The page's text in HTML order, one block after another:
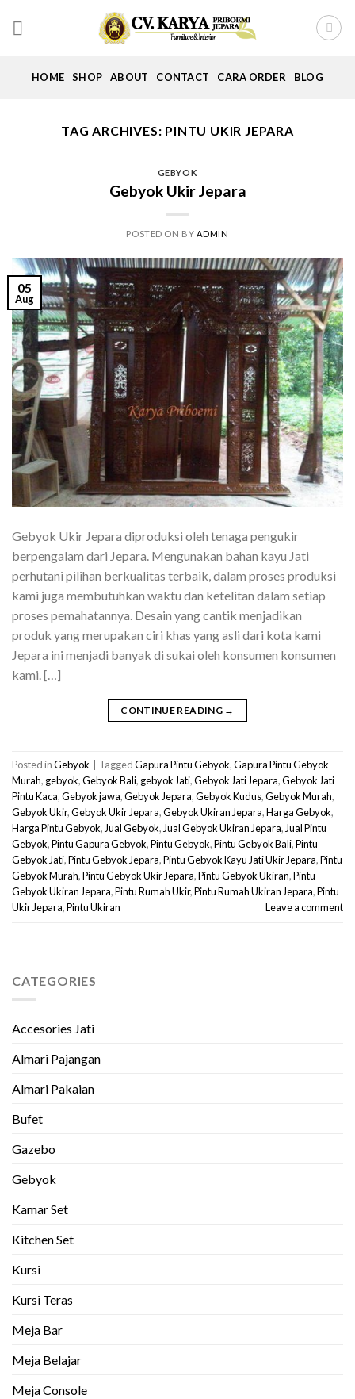
HOME SHOP ABOUT CONTACT CARA ORDER BLOG
TAG ARCHIVES: PINTU UKIR JEPARA
GEBYOK
Gebyok Ukir Jepara
POSTED ON BY ADMIN
05
Aug
Gebyok Ukir Jepara diproduksi oleh tenaga pengukir
berpengalam dari Jepara. Mengunakan bahan kayu Jati
perhutani pilihan berkualitas terbaik, dalam proses produksi
kami juga membutuhkan waktu dan ketelitan dalam setiap
proses pemahatannya. Desain yang cantik menjadikan
produk yang merupakan ciri khas yang asli dari kota kami
Jepara ini menjadi banyak di sukai oleh konsumen konsumen
kami. […]
CONTINUE READING →
Posted inGebyok TaggedGapura Pintu Gebyok,Gapura Pintu Gebyok
Murah, gebyok,Gebyok Bali, gebyok Jati,Gebyok Jati Jepara,Gebyok Jati
Pintu Kaca,Gebyok jawa,Gebyok Jepara,Gebyok Kudus,Gebyok Murah,
Gebyok Ukir,Gebyok Ukir Jepara,Gebyok Ukiran Jepara,Harga Gebyok,
Harga Pintu Gebyok, Jual Gebyok, Jual Gebyok Ukiran Jepara, Jual Pintu
Gebyok,Pintu Gapura Gebyok,Pintu Gebyok,Pintu Gebyok Bali,Pintu
Gebyok Jati,Pintu Gebyok Jepara,Pintu Gebyok Kayu Jati Ukir Jepara,Pintu
Gebyok Murah,Pintu Gebyok Ukir Jepara,Pintu Gebyok Ukiran,Pintu
Gebyok Ukiran Jepara,Pintu Rumah Ukir,Pintu Rumah Ukiran Jepara,Pintu
Ukir Jepara,Pintu Ukiran Leave a comment
CATEGORIES
Accesories Jati
Almari Pajangan
Almari Pakaian
Bufet
Gazebo
Gebyok
Kamar Set
Kitchen Set
Kursi
Kursi Teras
Meja Bar
Meja Belajar
Meja Console